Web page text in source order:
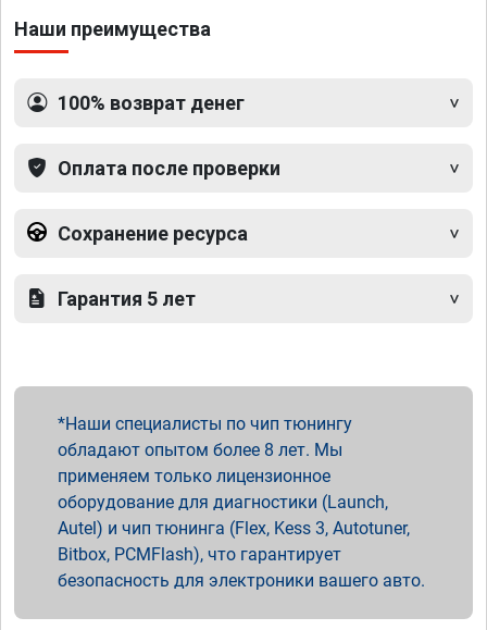
Наши преимущества
100% возврат денег
Оплата после проверки
Сохранение ресурса
Гарантия 5 лет
Наши специалисты по чип тюнингу
обладают опытом более 8 лет. Мы
применяем только лицензионное
оборудование для диагностики (Launch,
Autel) и чип тюнинга (Flex, Kess 3, Autotuner,
Bitbox, PCMFlash), что гарантирует
безопасность для электроники вашего авто.